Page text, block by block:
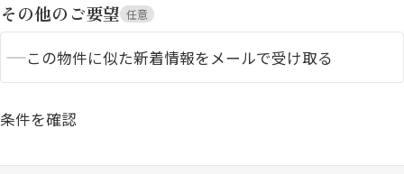
ルームツアー
その他のご要望 任意
この物件に似た新着情報をメールで受け取る
条件を確認